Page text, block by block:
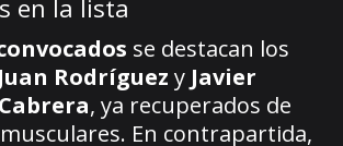
en la lista
se destacan los
Juan Rodríguez y Javier
, ya recuperados de
En contrapartida,